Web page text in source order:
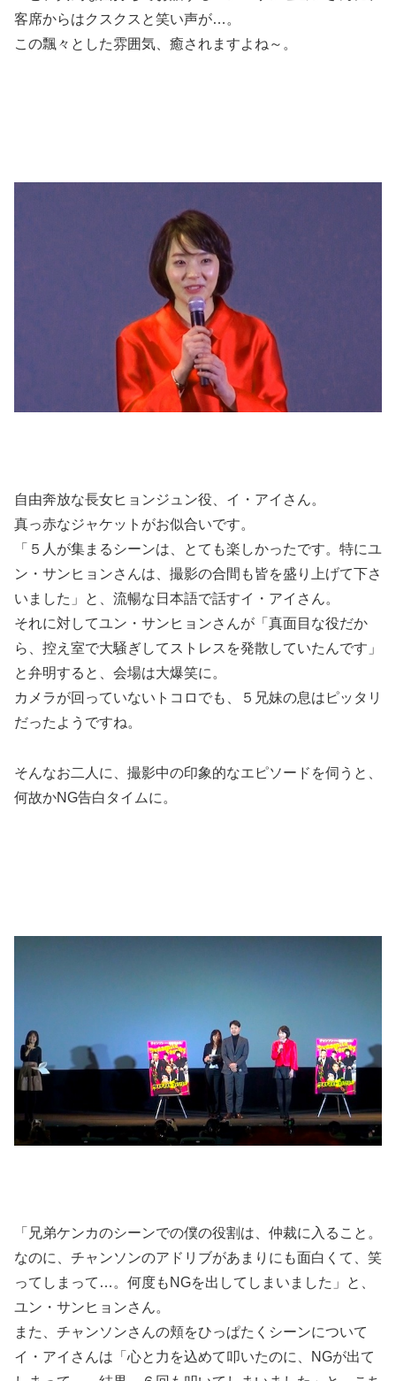
客席からはクスクスと笑い声が…。
この飄々とした雰囲気、癒されますよね～。
自由奔放な長女ヒョンジュン役、イ・アイさん。
真っ赤なジャケットがお似合いです。
「５人が集まるシーンは、とても楽しかったです。特にユ
ン・サンヒョンさんは、撮影の合間も皆を盛り上げて下さ
いました」と、流暢な日本語で話すイ・アイさん。
それに対してユン・サンヒョンさんが「真面目な役だか
ら、控え室で大騒ぎしてストレスを発散していたんです」
と弁明すると、会場は大爆笑に。
カメラが回っていないトコロでも、５兄妹の息はピッタリ
だったようですね。
そんなお二人に、撮影中の印象的なエピソードを伺うと、
何故かNG告白タイムに。
「兄弟ケンカのシーンでの僕の役割は、仲裁に入ること。
なのに、チャンソンのアドリブがあまりにも面白くて、笑
ってしまって…。何度もNGを出してしまいました」と、
ユン・サンヒョンさん。
また、チャンソンさんの頬をひっぱたくシーンについて
イ・アイさんは「心と力を込めて叩いたのに、NGが出て